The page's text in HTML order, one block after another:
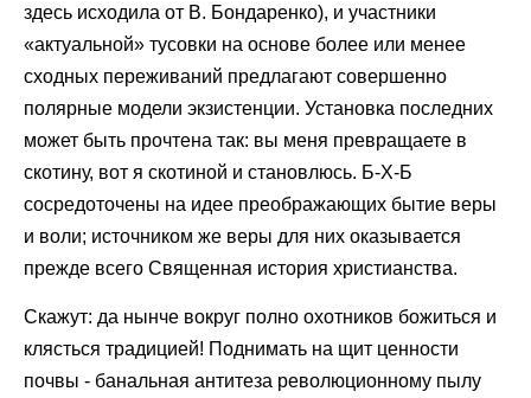
здесь исходила от В. Бондаренко), и участники
«актуальной» тусовки на основе более или менее
сходных переживаний предлагают совершенно
полярные модели экзистенции. Установка последних
может быть прочтена так: вы меня превращаете в
скотину, вот я скотиной и становлюсь. Б-Х-Б
сосредоточены на идее преображающих бытие веры
и воли; источником же веры для них оказывается
прежде всего Священная история христианства.
Скажут: да нынче вокруг полно охотников божиться и
клясться традицией! Поднимать на щит ценности
почвы - банальная антитеза революционному пылу